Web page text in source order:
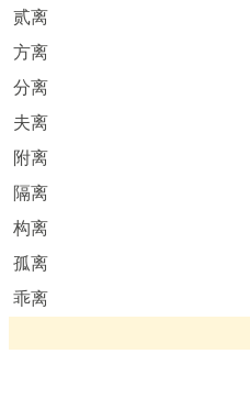
贰离
方离
分离
夫离
附离
隔离
构离
孤离
乖离